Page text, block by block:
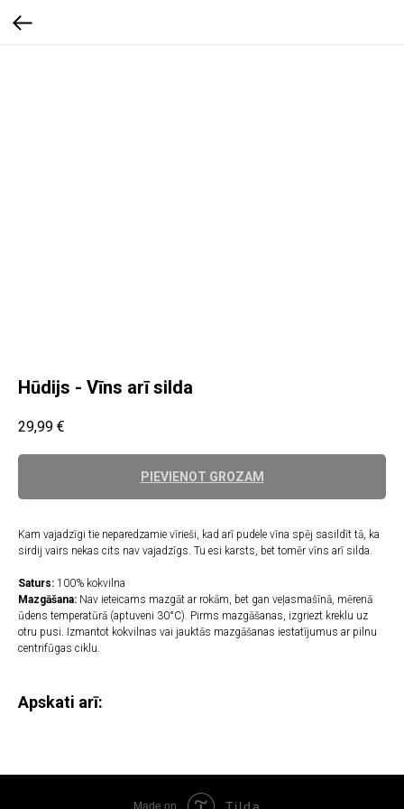
Hūdijs - Vīns arī silda
29,99 €
PIEVIENOT GROZAM
Kam vajadzīgi tie neparedzamie vīrieši, kad arī pudele vīna spēj sasildīt tā, ka
sirdij vairs nekas cits nav vajadzīgs. Tu esi karsts, bet tomēr vīns arī silda.
Saturs: 100% kokvilna
Mazgāšana: Nav ieteicams mazgāt ar rokām, bet gan veļasmašīnā, mērenā
ūdens temperatūrā (aptuveni 30°C). Pirms mazgāšanas, izgriezt kreklu uz
otru pusi. Izmantot kokvilnas vai jauktās mazgāšanas iestatījumus ar pilnu
centrifūgas ciklu.
Apskati arī: